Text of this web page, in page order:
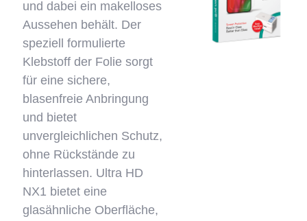
und dabei ein makelloses
Aussehen behält. Der
speziell formulierte
Klebstoff der Folie sorgt
für eine sichere,
blasenfreie Anbringung
und bietet
unvergleichlichen Schutz,
ohne Rückstände zu
hinterlassen. Ultra HD
NX1 bietet eine
glasähnliche Oberfläche,